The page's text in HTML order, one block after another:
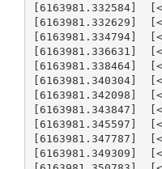
[6163981.332584]
[6163981.332629]
[6163981.334794]
[6163981.336631]
[6163981.338464]
[6163981.340304]
[6163981.342098]
[6163981.343847]
[6163981.345597]
[6163981.347787]
[6163981.349309]